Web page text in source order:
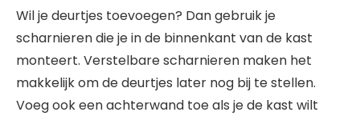
Wil je deurtjes toevoegen? Dan gebruik je
scharnieren die je in de binnenkant van de kast
monteert. Verstelbare scharnieren maken het
makkelijk om de deurtjes later nog bij te stellen.
Voeg ook een achterwand toe als je de kast wilt